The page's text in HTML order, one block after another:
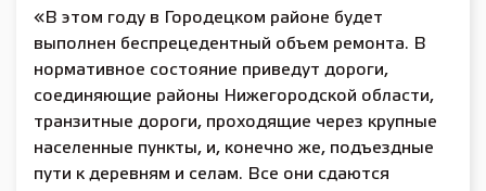
«В этом году в Городецком районе будет
выполнен беспрецедентный объем ремонта. В
нормативное состояние приведут дороги,
соединяющие районы Нижегородской области,
транзитные дороги, проходящие через крупные
населенные пункты, и, конечно же, подъездные
пути к деревням и селам. Все они сдаются